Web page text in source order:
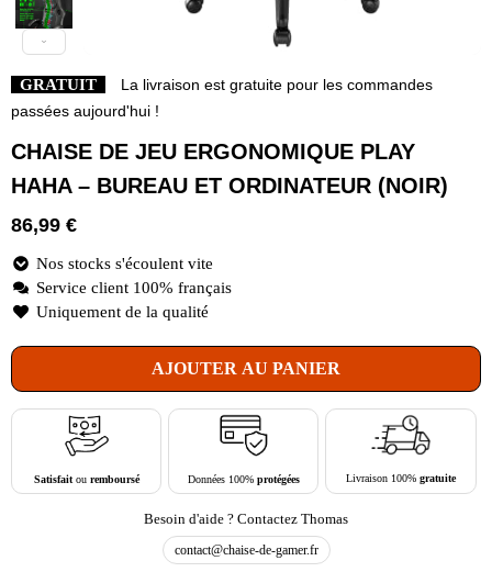
GRATUIT
La livraison est gratuite pour les commandes
passées aujourd'hui !
CHAISE DE JEU ERGONOMIQUE PLAY
HAHA – BUREAU ET ORDINATEUR (NOIR)
86,99 €
Nos stocks s'écoulent vite
Service client 100% français
Uniquement de la qualité
AJOUTER AU PANIER
Satisfaitou remboursé Données 100% protégées Livraison 100%gratuite
Besoin d'aide ? Contactez Thomas
contact@chaise-de-gamer.fr